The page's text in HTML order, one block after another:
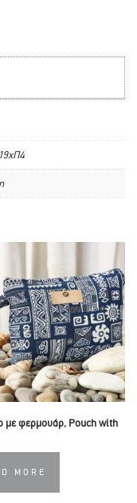
με φερμουάρ, Pouch with
MORE